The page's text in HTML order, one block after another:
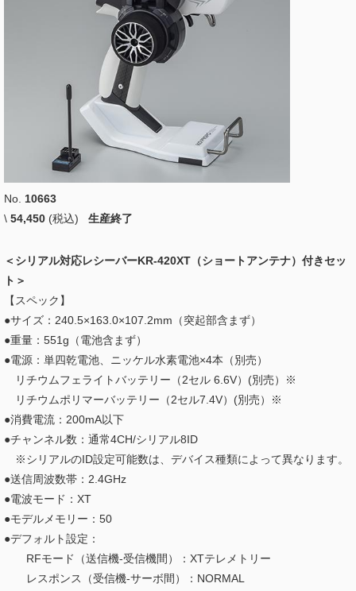
No. 10663
\ 54,450 (税込) 生産終了
＜シリアル対応レシーバーKR-420XT（ショートアンテナ）付きセッ
ト＞
【スペック】
●サイズ：240.5×163.0×107.2mm（突起部含まず）
●重量：551g（電池含まず）
●電源：単四乾電池、ニッケル水素電池×4本（別売）
リチウムフェライトバッテリー（2セル 6.6V）(別売）※
リチウムポリマーバッテリー（2セル7.4V）(別売）※
●消費電流：200mA以下
●チャンネル数：通常4CH/シリアル8ID
※シリアルのID設定可能数は、デバイス種類によって異なります。
●送信周波数帯：2.4GHz
●電波モード：XT
●モデルメモリー：50
●デフォルト設定：
RFモード（送信機-受信機間）：XTテレメトリー
レスポンス（受信機-サーボ間）：NORMAL